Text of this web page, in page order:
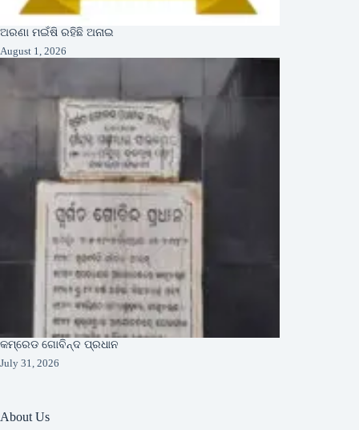
ଅରଣା ମଇଁଷି ରହିଛି ଅନାଇ
August 1, 2026
କମ୍ରେଡ ଗୋବିନ୍ଦ ପ୍ରଧାନ
July 31, 2026
About Us